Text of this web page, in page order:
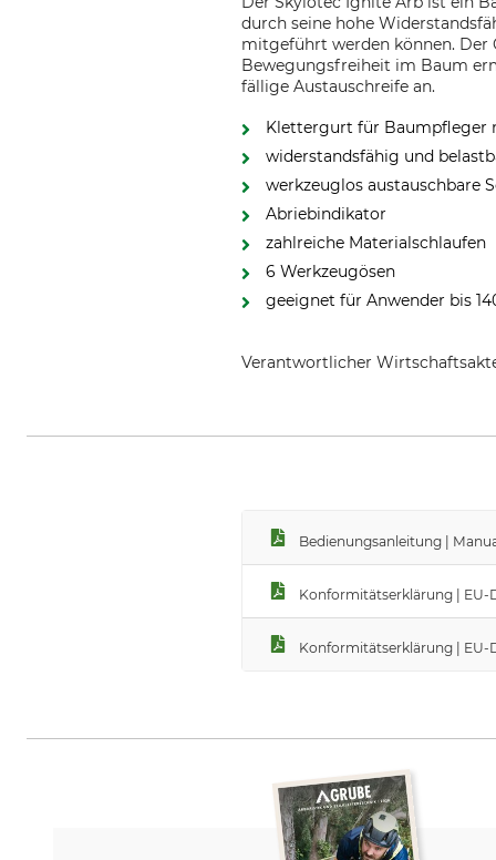
durch seine hohe
mitgeführt werden können.
Bewegungsfreiheit im Baum
fällige Austauschreife an.
Klettergurt für Baumpfleger
widerstandsfähig und
werkzeuglos austauschbare
Abriebindikator
zahlreiche Materialschlaufen
6 Werkzeugösen
geeignet für Anwender bis
Verantwortlicher
Bedienungsanleitung |
Konformitätserklärung | EU-
Konformitätserklärung | EU-